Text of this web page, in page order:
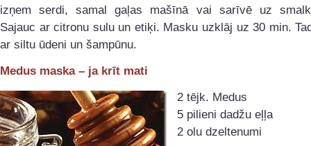
izņem serdi, samal gaļas mašīnā vai sarīvē uz
Sajauc ar citronu sulu un etiķi. Masku uzklāj uz 30 min.
ar siltu ūdeni un šampūnu.
Medus maska – ja krīt mati
2 tējk. Medus
5 pilieni dadžu eļļa
2 olu dzeltenumi